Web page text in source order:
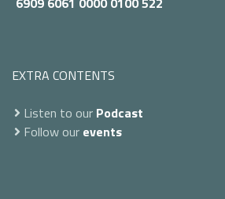
EXTRA CONTENTS
Listen to our Podcast
Follow our events